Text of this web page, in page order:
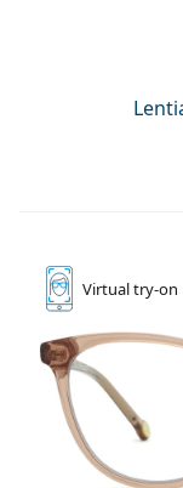
Virtualtry-on